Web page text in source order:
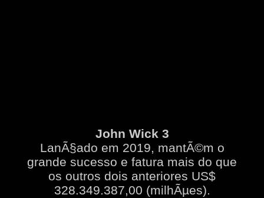
John Wick 3
LanÃ§ado em 2019, mantÃ©m o
grande sucesso e fatura mais do que
os outros dois anteriores US$
328.349.387,00 (milhÃµes).